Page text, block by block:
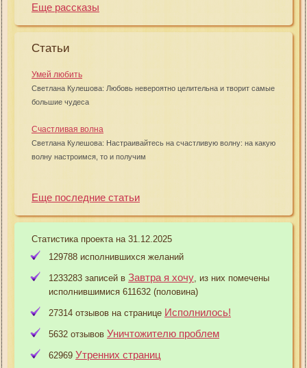
Еще рассказы
Статьи
Умей любить
Светлана Кулешова: Любовь невероятно целительна и творит самые
большие чудеса
Счастливая волна
Светлана Кулешова: Настраивайтесь на счастливую волну: на какую
волну настроимся, то и получим
Еще последние статьи
Статистика проекта на 31.12.2025
129788 исполнившихся желаний
1233283 записей в Завтра я хочу , из них помечены
исполнившимися 611632 (половина)
27314 отзывов на странице Исполнилось!
5632 отзывов Уничтожителю проблем
62969 Утренних страниц